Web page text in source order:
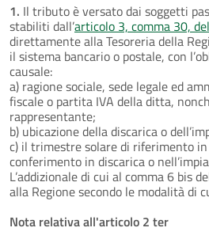
1. Il tributo è versato dai soggetti
stabiliti dall’articolo 3, comma 30,
direttamente alla Tesoreria della
il sistema bancario o postale, con
causale:
a) ragione sociale, sede legale ed
fiscale o partita IVA della ditta,
rappresentante;
b) ubicazione della discarica o
c) il trimestre solare di riferimento
conferimento in discarica o
L’addizionale di cui al comma 6 bis
alla Regione secondo le modalità di
Nota relativa all'articolo 2 ter